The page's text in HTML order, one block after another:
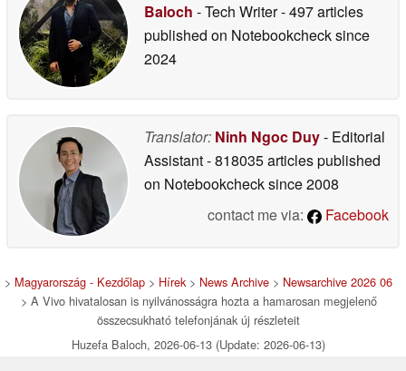
Baloch - Tech Writer- 497 articles
published on Notebookchecksince
2024
Translator: Ninh Ngoc Duy- Editorial
Assistant- 818035 articles published
on Notebookchecksince 2008
contact me via:
Facebook
> Magyarország - Kezdőlap > Hírek> News Archive > Newsarchive 2026 06
> A Vivo hivatalosan is nyilvánosságra hozta a hamarosan megjelenő
összecsukható telefonjának új részleteit
Huzefa Baloch, 2026-06-13 (Update: 2026-06-13)